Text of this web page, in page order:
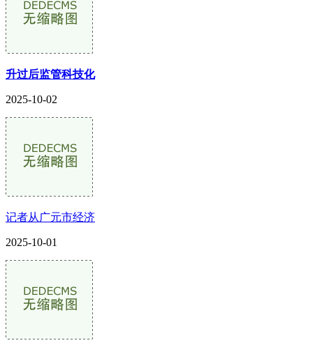
升过后监管科技化
2025-10-02
记者从广元市经济
2025-10-01